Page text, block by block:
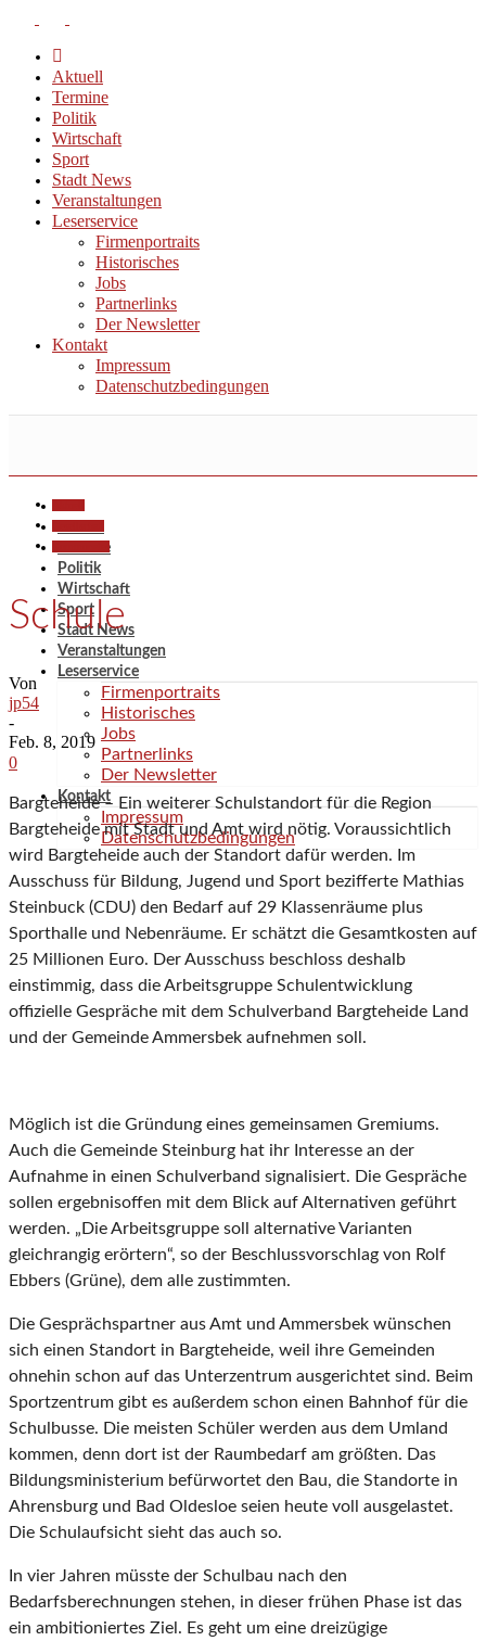
Aktuell
Termine
Politik
Wirtschaft
Sport
Stadt News
Veranstaltungen
Leserservice
Firmenportraits
Historisches
Jobs
Partnerlinks
Der Newsletter
Kontakt
Impressum
Datenschutzbedingungen
Termine
Politik
Wirtschaft
Sport
Stadt News
Veranstaltungen
Leserservice
Firmenportraits
Historisches
Jobs
Partnerlinks
Der Newsletter
Kontakt
Impressum
Datenschutzbedingungen
Schule
Von
jp54
-
Feb. 8, 2019
0
Bargteheide – Ein weiterer Schulstandort für die Region
Bargteheide mit Stadt und Amt wird nötig. Voraussichtlich
wird Bargteheide auch der Standort dafür werden. Im
Ausschuss für Bildung, Jugend und Sport bezifferte Mathias
Steinbuck (CDU) den Bedarf auf 29 Klassenräume plus
Sporthalle und Nebenräume. Er schätzt die Gesamtkosten auf
25 Millionen Euro. Der Ausschuss beschloss deshalb
einstimmig, dass die Arbeitsgruppe Schulentwicklung
offizielle Gespräche mit dem Schulverband Bargteheide Land
und der Gemeinde Ammersbek aufnehmen soll.
Möglich ist die Gründung eines gemeinsamen Gremiums.
Auch die Gemeinde Steinburg hat ihr Interesse an der
Aufnahme in einen Schulverband signalisiert. Die Gespräche
sollen ergebnisoffen mit dem Blick auf Alternativen geführt
werden. „Die Arbeitsgruppe soll alternative Varianten
gleichrangig erörtern“, so der Beschlussvorschlag von Rolf
Ebbers (Grüne), dem alle zustimmten.
Die Gesprächspartner aus Amt und Ammersbek wünschen
sich einen Standort in Bargteheide, weil ihre Gemeinden
ohnehin schon auf das Unterzentrum ausgerichtet sind. Beim
Sportzentrum gibt es außerdem schon einen Bahnhof für die
Schulbusse. Die meisten Schüler werden aus dem Umland
kommen, denn dort ist der Raumbedarf am größten. Das
Bildungsministerium befürwortet den Bau, die Standorte in
Ahrensburg und Bad Oldesloe seien heute voll ausgelastet.
Die Schulaufsicht sieht das auch so.
In vier Jahren müsste der Schulbau nach den
Bedarfsberechnungen stehen, in dieser frühen Phase ist das
ein ambitioniertes Ziel. Es geht um eine dreizügige